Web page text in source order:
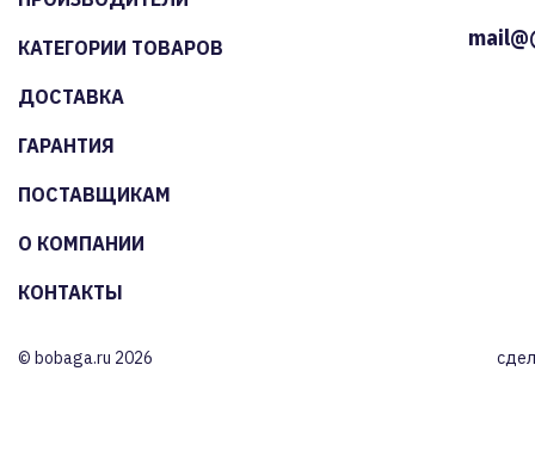
КАТЕГОРИИ ТОВАРОВ
ДОСТАВКА
ГАРАНТИЯ
ПОСТАВЩИКАМ
О КОМПАНИИ
КОНТАКТЫ
© bobaga.ru 2026